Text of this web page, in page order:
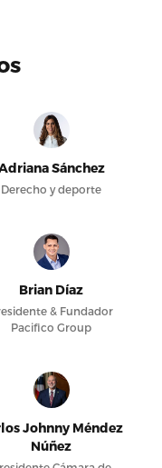
Sánchez
Derecho y deporte
Brian Díaz
& Fundador
Pacifico Group
Johnny Méndez
Núñez